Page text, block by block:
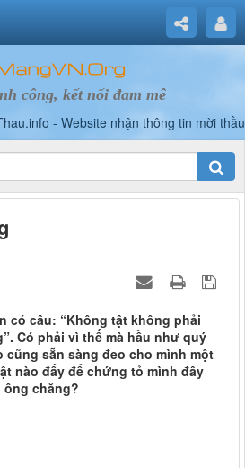
công, kết nối đam mê
có câu: “Không tật không phải
Có phải vì thế mà hầu như quý
cũng sẵn sàng đeo cho mình một
nào đấy để chứng tỏ mình đây
ông chăng?